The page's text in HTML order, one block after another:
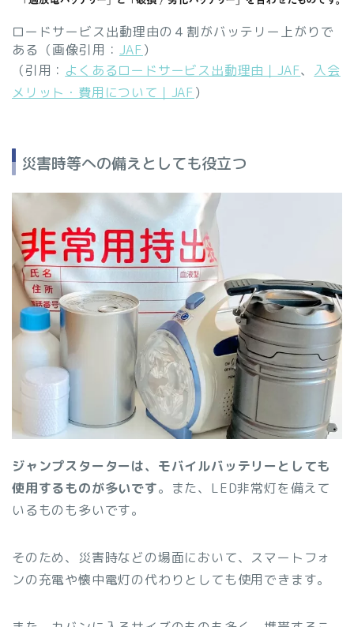
ロードサービス出動理由の４割がバッテリー上がりで
ある（画像引用： JAF）
（引用： よくあるロードサービス出動理由｜JAF、 入会
メリット・費用について｜JAF）
災害時等への備えとしても役立つ
ジャンプスターターは、モバイルバッテリーとしても
使用するものが多いです。また、LED非常灯を備えて
いるものも多いです。
そのため、災害時などの場面において、スマートフォ
ンの充電や懐中電灯の代わりとしても使用できます。